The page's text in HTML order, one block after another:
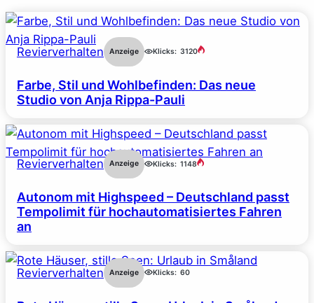
Revierverhalten Anzeige Klicks: 3120
Farbe, Stil und Wohlbefinden: Das neue
Studio von Anja Rippa-Pauli
Revierverhalten Anzeige Klicks: 1148
Autonom mit Highspeed – Deutschland passt
Tempolimit für hochautomatisiertes Fahren
an
Revierverhalten Anzeige Klicks: 60